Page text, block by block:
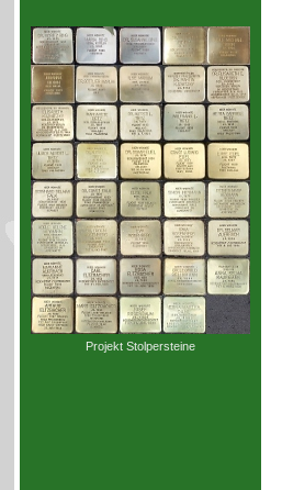
Projekt Stolpersteine